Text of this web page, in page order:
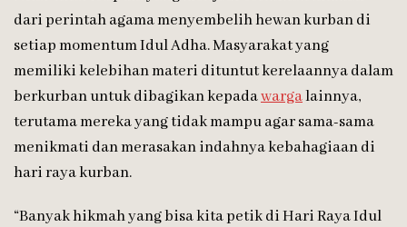
dari perintah agama menyembelih hewan kurban di
setiap momentum Idul Adha. Masyarakat yang
memiliki kelebihan materi dituntut kerelaannya dalam
berkurban untuk dibagikan kepadawargalainnya,
terutama mereka yang tidak mampu agar sama-sama
menikmati dan merasakan indahnya kebahagiaan di
hari raya kurban.
“Banyak hikmah yang bisa kita petik di Hari Raya Idul